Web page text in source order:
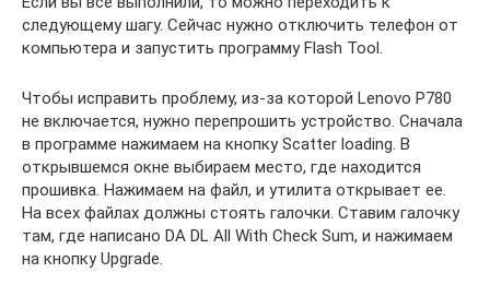
следующему шагу. Сейчас нужно отключить телефон от
компьютера и запустить программу Flash Tool.
Чтобы исправить проблему, из-за которой Lenovo P780
не включается, нужно перепрошить устройство. Сначала
в программе нажимаем на кнопку Scatter loading. В
открывшемся окне выбираем место, где находится
прошивка. Нажимаем на файл, и утилита открывает ее.
На всех файлах должны стоять галочки. Ставим галочку
там, где написано DA DL All With Check Sum, и нажимаем
на кнопку Upgrade.